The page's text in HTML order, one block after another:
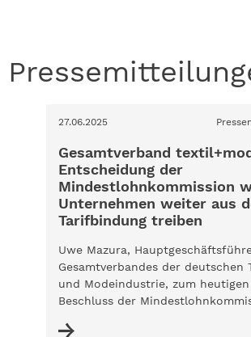
27.06.2025
Gesamtverband
Entscheidung der
Mindestlohnkommission
Unternehmen weiter aus
Tarifbindung treiben
Uwe Mazura,
Gesamtverbandes der deutschen
und Modeindustrie, zum heutigen
Beschluss der